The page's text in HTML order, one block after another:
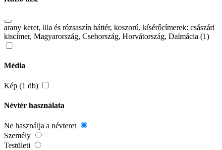
arany keret, lila és rózsaszín háttér, koszorú, kísérőcímerek: császári
kiscímer, Magyarország, Csehország, Horvátország, Dalmácia (1)
Média
Kép (1 db)
Névtér használata
Ne használja a névteret
Személy
Testületi